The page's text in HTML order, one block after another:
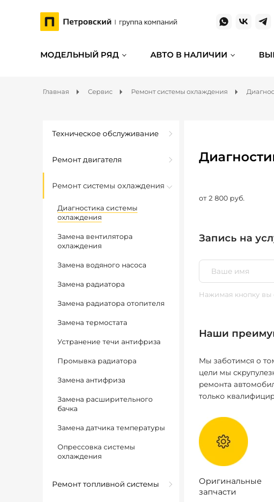
МОДЕЛЬНЫЙ РЯД АВТО В НАЛИЧИИ
Главная Сервис Ремонт системы охлаждения
Техническое обслуживание
Ремонт двигателя
Ремонт системы охлаждения
Диагностика системы
охлаждения
Замена вентилятора
охлаждения
Замена водяного насоса
Замена радиатора
Замена радиатора отопителя
Замена термостата
Устранение течи антифриза
Промывка радиатора
Замена антифриза
Замена расширительного
бачка
Замена датчика температуры
Опрессовка системы
охлаждения
Ремонт топливной системы
от 2 800 руб.
Запись на
Нажимая кнопку вы
Наши
Мы заботимся о
цели мы
ремонта
только
Оригинальные
запчасти